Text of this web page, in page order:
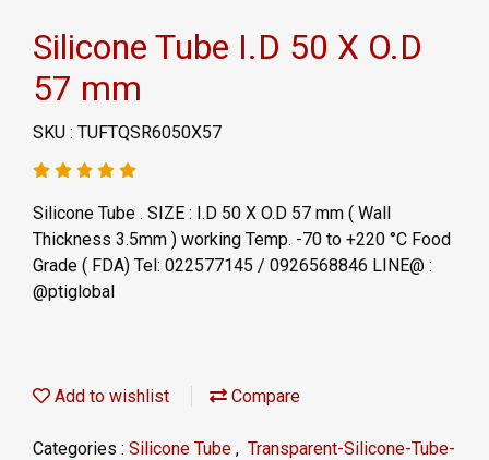
Silicone Tube I.D 50 X O.D
57 mm
SKU : TUFTQSR6050X57
Silicone Tube . SIZE : I.D 50 X O.D 57 mm ( Wall
Thickness 3.5mm ) working Temp. -70 to +220 °C Food
Grade ( FDA) Tel: 022577145 / 0926568846 LINE@ :
@ptiglobal
Add to wishlist Compare
Categories : Silicone Tube , Transparent-Silicone-Tube-